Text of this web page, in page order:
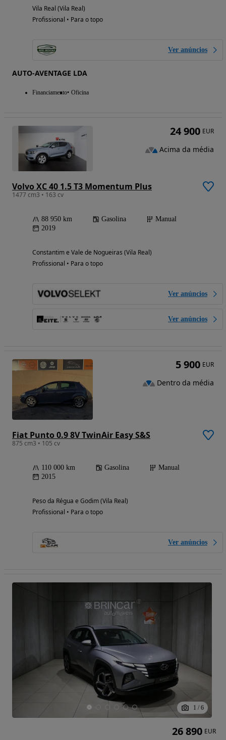
Vila Real (Vila Real)
Profissional • Para o topo
Ver anúncios
AUTO-AVENTAGE LDA
Financiamento Oficina
Volvo XC 40 1.5 T3 Momentum Plus
1477 cm3 • 163 cv
88 950 km Gasolina
Manual
2019
Constantim e Vale de Nogueiras (Vila Real)
Profissional • Para o topo
Ver anúncios
Ver anúncios
24 900 EUR
Acima da média
Fiat Punto 0.9 8V TwinAir Easy S&S
875 cm3 • 105 cv
110 000 km Gasolina
Manual
2015
Peso da Régua e Godim (Vila Real)
Profissional • Para o topo
Ver anúncios
5 900 EUR
Dentro da média
1 / 6
26 890 EUR